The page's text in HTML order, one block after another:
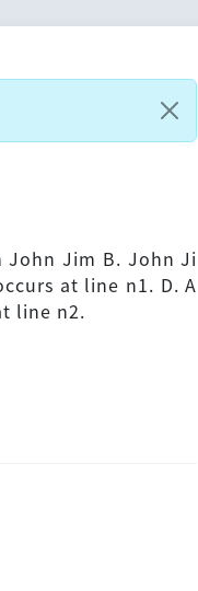
John Jim B. John Ji
at line n1. D. A
line n2.